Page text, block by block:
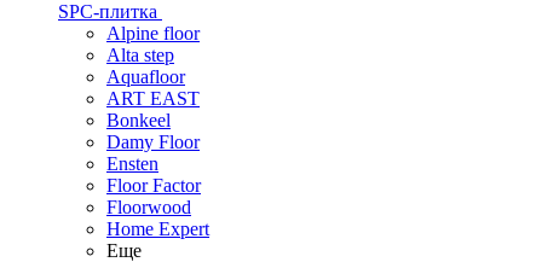
SPC-плитка
Alpine floor
Alta step
Aquafloor
ART EAST
Bonkeel
Damy Floor
Ensten
Floor Factor
Floorwood
Home Expert
Еще